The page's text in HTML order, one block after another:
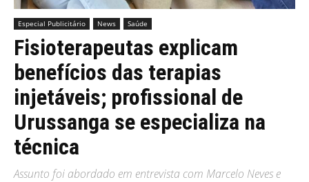
Especial Publicitário News Saúde
Fisioterapeutas explicam
benefícios das terapias
injetáveis; profissional de
Urussanga se especializa na
técnica
Assunto foi abordado em entrevista com Marcelo Neves e